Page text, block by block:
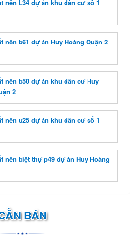
nền L34 dự án khu dân cư số 1
nền b61 dự án Huy Hoàng Quận 2
nền b50 dự án khu dân cư Huy
2
nền u25 dự án khu dân cư số 1
nền biệt thự p49 dự án Huy Hoàng
BÁN